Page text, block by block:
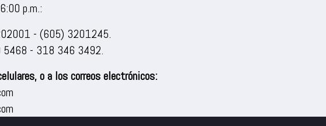
p.m.:
- (605) 3201245.
- 318 346 3492.
o a los correos electrónicos: